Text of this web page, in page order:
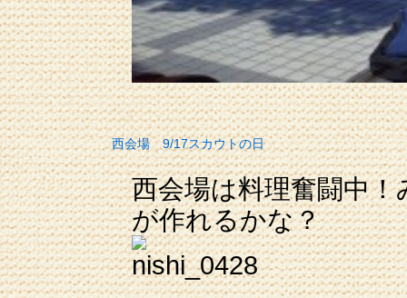
西会場 9/17スカウトの日
西会場は料理奮闘中
が作れるかな？